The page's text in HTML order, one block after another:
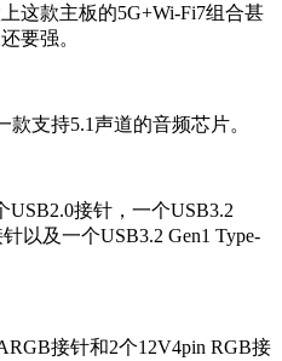
这款主板的5G+Wi-Fi7组合甚
要强。
款支持5.1声道的音频芯片。
接针，一个USB3.2
以及一个USB3.2 Gen1 Type-
接针和2个12V4pin RGB接